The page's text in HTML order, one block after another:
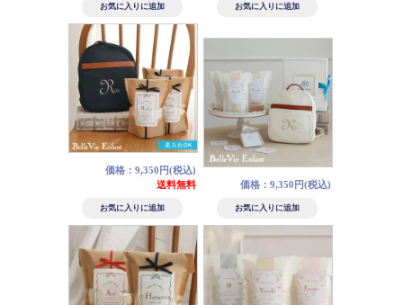
価格：9,350円(税込)
送料無料
価格：9,350円(税込)